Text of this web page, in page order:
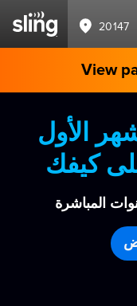
20147
View
الأول
كيفك
المباشرة